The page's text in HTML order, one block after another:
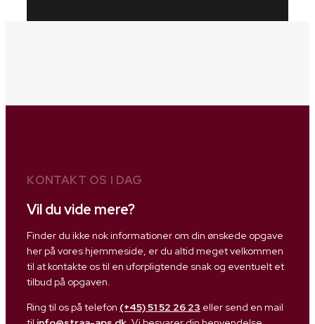
KONTAKT OS I DAG
Vil du vide mere?
Finder du ikke nok informationer om din ønskede opgave
her på vores hjemmeside, er du altid meget velkommen
til at kontakte os til en uforpligtende snak og eventuelt et
tilbud på opgaven.
Ring til os på telefon (+45) 51 52 26 23 eller send en mail